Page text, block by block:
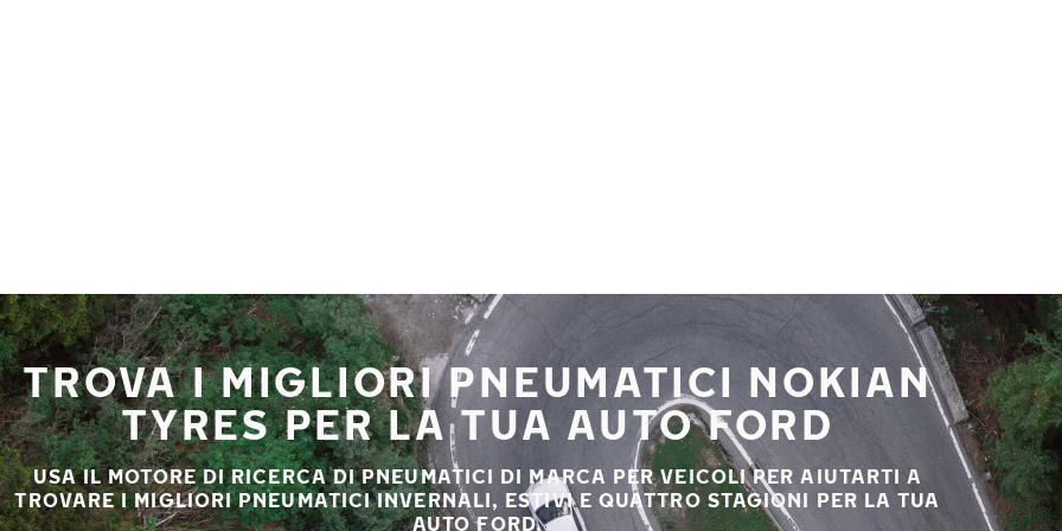
TROVA I MIGLIORI PNEUMATICI NOKIAN
TYRES PER LA TUA AUTO FORD
USA IL MOTORE DI RICERCA DI PNEUMATICI DI MARCA PER VEICOLI PER AIUTARTI A
TROVARE I MIGLIORI PNEUMATICI INVERNALI, ESTIVI E QUATTRO STAGIONI PER LA TUA
AUTO FORD.